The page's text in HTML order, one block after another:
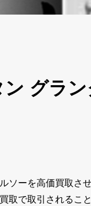
グラ
ソーを高価買取さ
で取引されるこ